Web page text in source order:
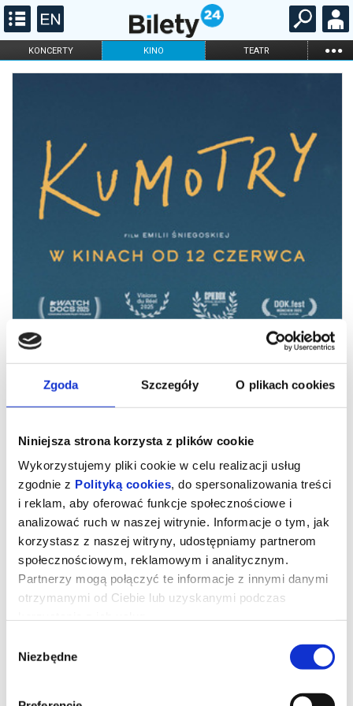
Zgoda Szczegóły O plikach cookies
Niniejsza strona korzysta z plików cookie
Wykorzystujemy pliki cookie w celu realizacji usług
zgodnie z Polityką cookies, do spersonalizowania treści
i reklam, aby oferować funkcje społecznościowe i
analizować ruch w naszej witrynie. Informacje o tym, jak
korzystasz z naszej witryny, udostępniamy partnerom
społecznościowym, reklamowym i analitycznym.
Partnerzy mogą połączyć te informacje z innymi danymi
otrzymanymi od Ciebie lub uzyskanymi podczas
zgody
Niezbędne
KONCERTY KINO TEATR ...
FILHARMONIA OPERA I BALET
Kumotry
Historia przyjaźni kobiet z wymierającej polskiej wsi w rumuńskich
Karpatach. Hanka i Bronka pochowały mężów, ich dzieci wyjechały
rzeczywistość nieubłaganie odchodzi w przeszłość. Pozostają